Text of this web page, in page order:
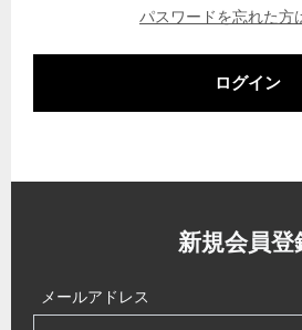
パスワードを忘れた方
ログイン
新規会員登
メールアドレス